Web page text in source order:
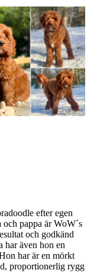
efter egen
pappa är WoW´s
och godkänd
har även hon en
har är en mörkt
proportionerlig rygg